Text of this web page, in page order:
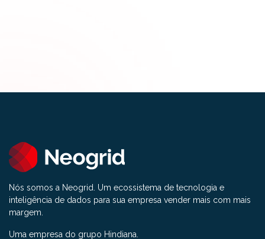
Nós somos a Neogrid. Um ecossistema de tecnologia e
inteligência de dados para sua empresa vender mais com mais
margem.
Uma empresa do grupo Hindiana.